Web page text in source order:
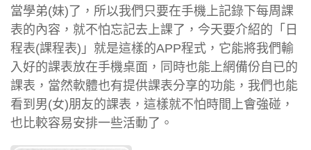
當學弟(妹)了，所以我們只要在手機上記錄下每周課
表的內容，就不怕忘記去上課了，今天要介紹的「日
程表(課程表)」就是這樣的APP程式，它能將我們輸
入好的課表放在手機桌面，同時也能上網備份自已的
課表，當然軟體也有提供課表分享的功能，我們也能
看到男(女)朋友的課表，這樣就不怕時間上會強碰，
也比較容易安排一些活動了。